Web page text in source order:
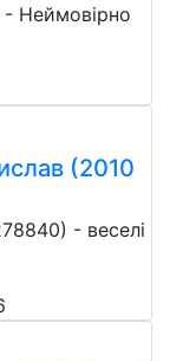
Неймовірно
(2010
- веселі